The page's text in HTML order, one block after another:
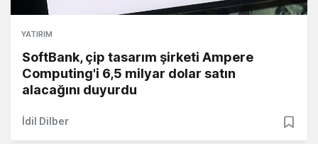
YATIRIM
SoftBank, çip tasarım şirketi Ampere
Computing'i 6,5 milyar dolar satın
alacağını duyurdu
İdil Dilber